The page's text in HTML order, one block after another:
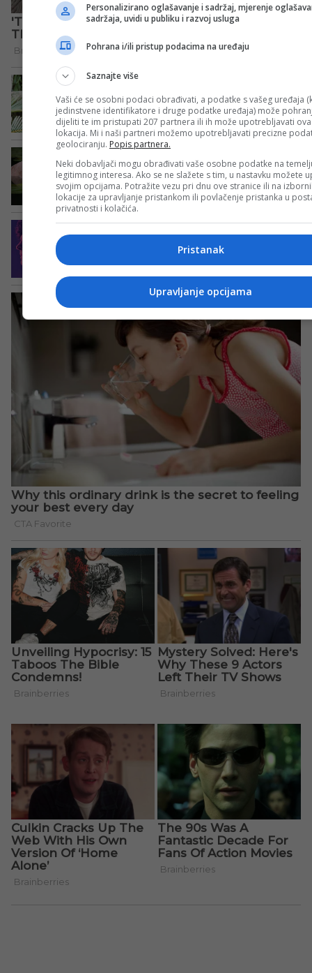
Personalizirano oglašavanje i sadržaj, mjerenje
sadržaja, uvidi u publiku i razvoj usluga
Pohrana i/ili pristup podacima na uređaju
Saznajte više
Vaši će se osobni podaci obrađivati, a podatke s vašeg uređaja
jedinstvene identifikatore i druge podatke uređaja) može
dijeliti te im pristupati 207 partnera ili ih može upotrebljavati
lokacija. Mi i naši partneri možemo upotrebljavati precizne
geolociranju. Popis partnera.
Neki dobavljači mogu obrađivati vaše osobne podatke na
legitimnog interesa. Ako se ne slažete s tim, u nastavku možete
svojim opcijama. Potražite vezu pri dnu ove stranice ili na
lokacije za upravljanje pristankom ili povlačenje pristanka u
privatnosti i kolačića.
Pristanak
Upravljanje opcijama